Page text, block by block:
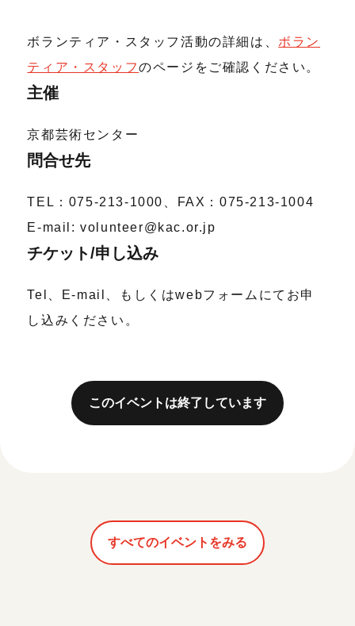
ボランティア・スタッフ活動の詳細は、 ボラン
ティア・スタッフのページをご確認ください。
主催
京都芸術センター
問合せ先
TEL：075-213-1000、FAX：075-213-1004
E-mail: volunteer@kac.or.jp
チケット/申し込み
Tel、E-mail、もしくはwebフォームにてお申
し込みください。
このイベントは終了しています
すべてのイベントをみる